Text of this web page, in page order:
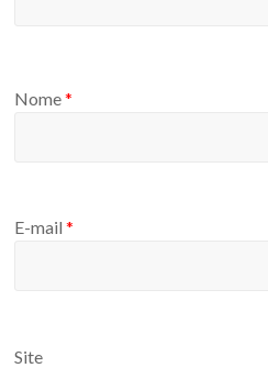
Nome*
E-mail*
Site